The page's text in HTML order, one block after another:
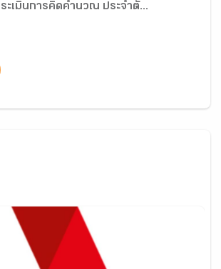
ระเมินการคิดคำนวณ ประจำตั...